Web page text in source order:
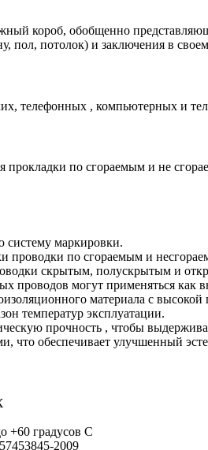
короб, обобщенно
пол, потолок) и заключения в
телефонных , компьютерных и
прокладки по сгораемым и не
маркировки.
проводки по сгораемым и
скрытым, полускрытым и
проводов могут применяться как
материала с
температур эксплуатации.
прочность , чтобы
что обеспечивает улучшенный
+60 градусов С
2009